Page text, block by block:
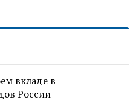
вкладе в
России